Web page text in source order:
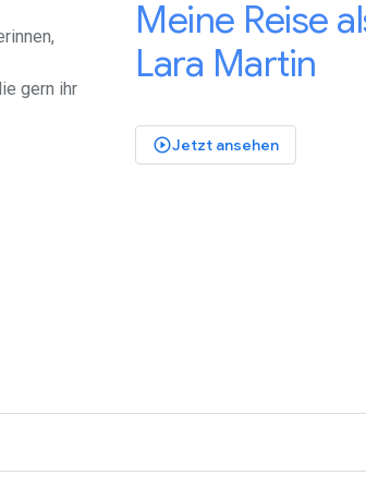
gern ihr
Meine Reise
Lara Martin
play_circle_outlinedJetzt ansehen